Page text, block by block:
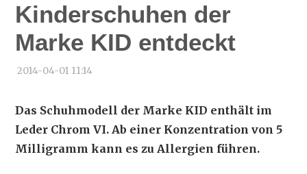
Kinderschuhen der
Marke KID entdeckt
2014-04-01 11:14
Das Schuhmodell der Marke KID enthält im
Leder Chrom VI. Ab einer Konzentration von 5
Milligramm kann es zu Allergien führen.